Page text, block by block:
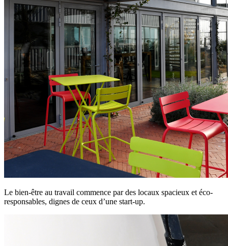
Le bien-être au travail commence par des locaux spacieux et éco-
responsables, dignes de ceux d’une start-up.